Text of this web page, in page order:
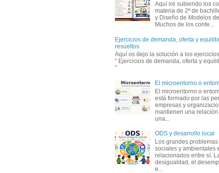
Aquí iré subiendo los
materia de 2º de
y Diseño de Modelos
Muchos de los conte...
Ejercicios de demanda, oferta y
resueltos
Aquí os dejo la solución a los
“ Ejercicios de demanda, oferta y
”
El microentorno o
El microentorno o
está formado por las
empresas y
mantienen una
una...
ODS y desarrollo local
Los grandes
sociales y ambientales
relacionados entre sí.
desigualdad, el
e...